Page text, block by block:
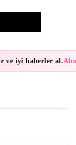
ve iyi haberler al.